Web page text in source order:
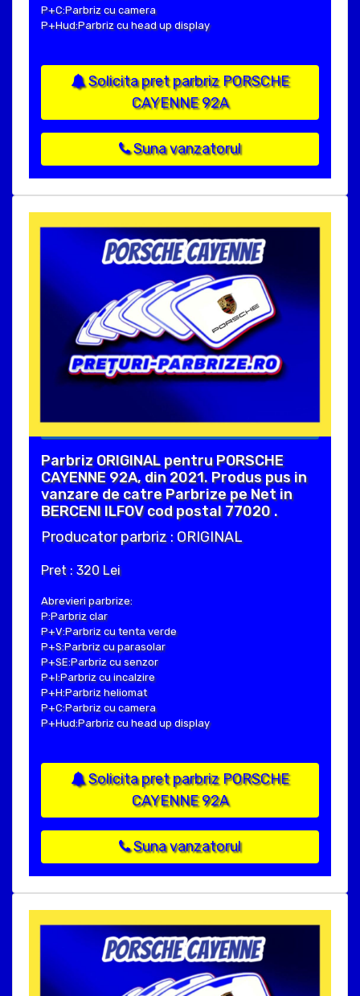
P+C:Parbriz cu camera
P+Hud:Parbriz cu head up display
Solicita pret parbriz PORSCHE
CAYENNE 92A
Suna vanzatorul
Parbriz ORIGINAL pentru PORSCHE
CAYENNE 92A, din 2021. Produs pus in
vanzare de catre Parbrize pe Net in
BERCENI ILFOV cod postal 77020 .
Producator parbriz : ORIGINAL
Pret : 320 Lei
Abrevieri parbrize:
P:Parbriz clar
P+V:Parbriz cu tenta verde
P+S:Parbriz cu parasolar
P+SE:Parbriz cu senzor
P+I:Parbriz cu incalzire
P+H:Parbriz heliomat
P+C:Parbriz cu camera
P+Hud:Parbriz cu head up display
Solicita pret parbriz PORSCHE
CAYENNE 92A
Suna vanzatorul